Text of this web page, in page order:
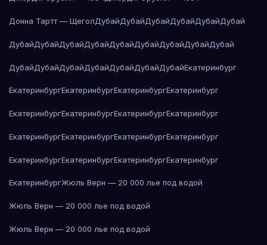
Донна Тартт — ЩеголДубайДубайДубайДубайДубайДубай
ДубайДубайДубайДубайДубайДубайДубайДубайДубай
ДубайДубайДубайДубайДубайДубайДубайЕкатеринбург
ЕкатеринбургЕкатеринбургЕкатеринбургЕкатеринбург
ЕкатеринбургЕкатеринбургЕкатеринбургЕкатеринбург
ЕкатеринбургЕкатеринбургЕкатеринбургЕкатеринбург
ЕкатеринбургЕкатеринбургЕкатеринбургЕкатеринбург
ЕкатеринбургЖюль Верн — 20 000 лье под водой
Жюль Верн — 20 000 лье под водой
Жюль Верн — 20 000 лье под водой